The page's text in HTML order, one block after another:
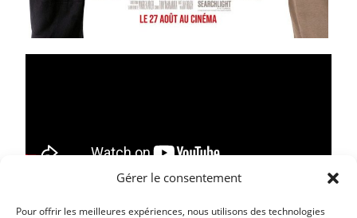
Gérer le consentement
Pour offrir les meilleures expériences, nous utilisons des technologies